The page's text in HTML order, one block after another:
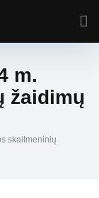
m.
žaidimų
skaitmeninių